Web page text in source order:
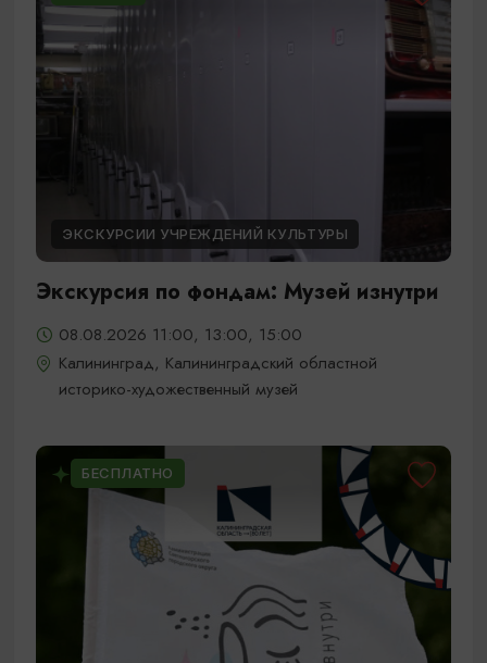
ЭКСКУРСИИ УЧРЕЖДЕНИЙ КУЛЬТУРЫ
Экскурсия по фондам: Музей изнутри
08.08.2026 11:00, 13:00, 15:00
Калининград, Калининградский областной
историко-художественный музей
БЕСПЛАТНО